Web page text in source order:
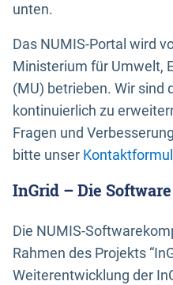
unten.
Das NUMIS-Portal wird
Ministerium für Umwelt,
(MU) betrieben. Wir sind
kontinuierlich zu
Fragen und
bitte unser
InGrid – Die
Die NUMIS-
Rahmen des Projekts
Weiterentwicklung der